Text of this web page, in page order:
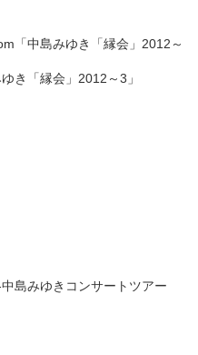
「中島みゆき「縁会」2012～
き「縁会」2012～3」
島みゆきコンサートツアー